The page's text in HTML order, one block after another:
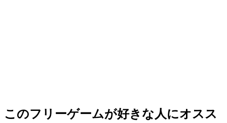
このフリーゲームが好きな人にオスス